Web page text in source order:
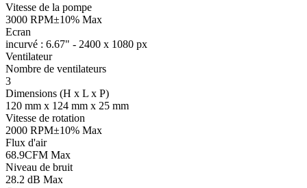
Vitesse de la pompe
3000 RPM±10% Max
Ecran
incurvé : 6.67" - 2400 x 1080 px
Ventilateur
Nombre de ventilateurs
3
Dimensions (H x L x P)
120 mm x 124 mm x 25 mm
Vitesse de rotation
2000 RPM±10% Max
Flux d'air
68.9CFM Max
Niveau de bruit
28.2 dB Max